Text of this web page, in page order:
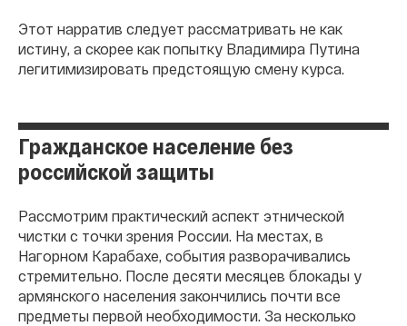
Этот нарратив следует рассматривать не как
истину, а скорее как попытку Владимира Путина
легитимизировать предстоящую смену курса.
Гражданское население без
российской защиты
Рассмотрим практический аспект этнической
чистки с точки зрения России. На местах, в
Нагорном Карабахе, события разворачивались
стремительно. После десяти месяцев блокады у
армянского населения закончились почти все
предметы первой необходимости. За несколько